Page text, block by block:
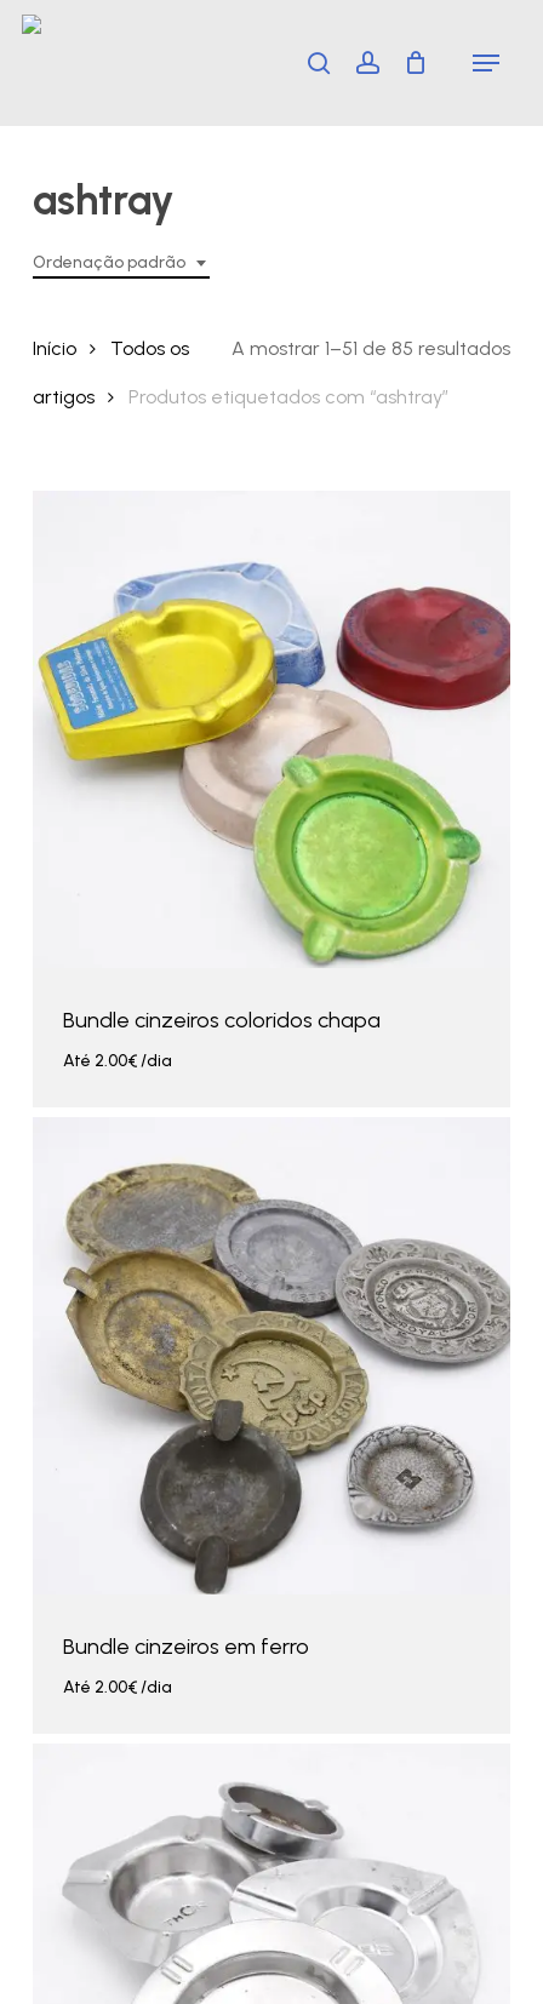
Skip
search account Menu
ashtray
Ordenação padrão
A mostrar 1–51 de 85 resultados
Início Todos os
artigos Produtos etiquetados com “ashtray”
Bundle cinzeiros coloridos chapa
Até 2.00€/dia
Bundle cinzeiros em ferro
Até 2.00€/dia